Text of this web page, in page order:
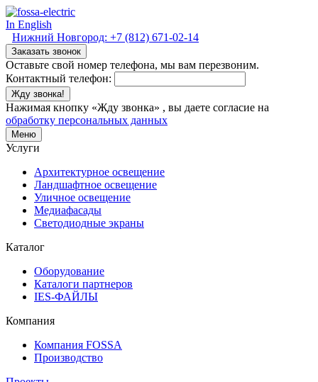
In English
Нижний Новгород: +7 (812) 671-02-14
Заказать звонок
Оставьте свой номер телефона, мы вам перезвоним.
Контактный телефон:
Жду звонка!
Нажимая кнопку «Жду звонка» , вы даете согласие на
обработку персональных данных
Меню
Услуги
Архитектурное освещение
Ландшафтное освещение
Уличное освещение
Медиафасады
Светодиодные экраны
Каталог
Оборудование
Каталоги партнеров
IES-ФАЙЛЫ
Компания
Компания FOSSA
Производство